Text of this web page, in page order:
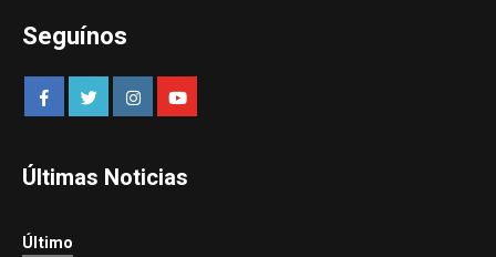
Seguínos
Últimas Noticias
Último